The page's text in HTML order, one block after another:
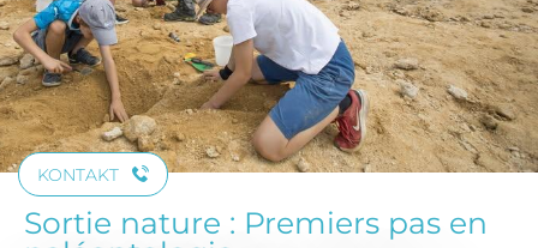
KONTAKT
Sortie nature : Premiers pas en